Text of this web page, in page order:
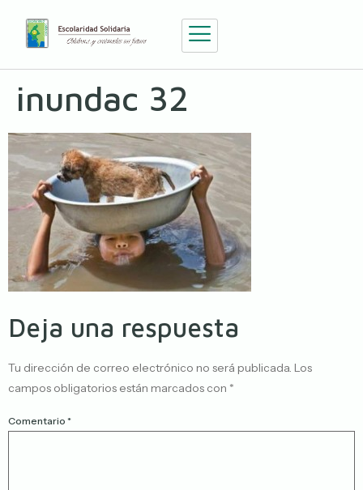
inundac 32
Deja una respuesta
Tu dirección de correo electrónico no será publicada. Los
campos obligatorios están marcados con *
Comentario *